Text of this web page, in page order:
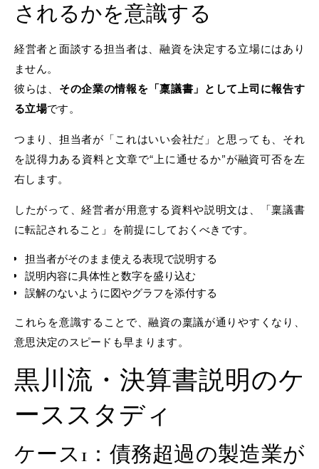
されるかを意識する
経営者と面談する担当者は、融資を決定する立場にはあり
ません。
彼らは、 その企業の情報を「稟議書」として上司に報告す
る立場です。
つまり、担当者が「これはいい会社だ」と思っても、それ
を説得力ある資料と文章で“上に通せるか”が融資可否を左
右します。
したがって、経営者が用意する資料や説明文は、「稟議書
に転記されること」を前提にしておくべきです。
担当者がそのまま使える表現で説明する
説明内容に具体性と数字を盛り込む
誤解のないように図やグラフを添付する
これらを意識することで、融資の稟議が通りやすくなり、
意思決定のスピードも早まります。
黒川流・決算書説明のケ
ーススタディ
ケース1：債務超過の製造業が